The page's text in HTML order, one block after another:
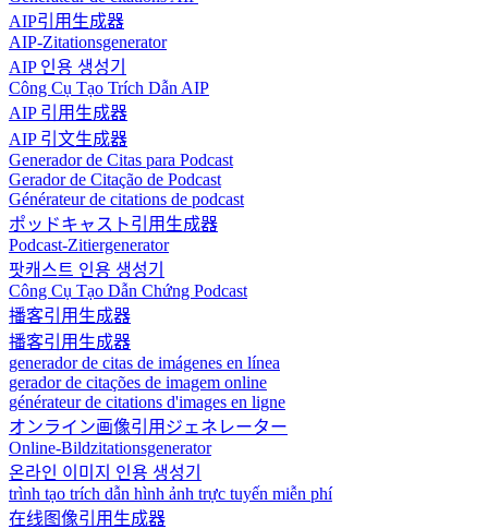
AIP引用生成器
AIP-Zitationsgenerator
AIP 인용 생성기
Công Cụ Tạo Trích Dẫn AIP
AIP 引用生成器
AIP 引文生成器
Generador de Citas para Podcast
Gerador de Citação de Podcast
Générateur de citations de podcast
ポッドキャスト引用生成器
Podcast-Zitiergenerator
팟캐스트 인용 생성기
Công Cụ Tạo Dẫn Chứng Podcast
播客引用生成器
播客引用生成器
generador de citas de imágenes en línea
gerador de citações de imagem online
générateur de citations d'images en ligne
オンライン画像引用ジェネレーター
Online-Bildzitationsgenerator
온라인 이미지 인용 생성기
trình tạo trích dẫn hình ảnh trực tuyến miễn phí
在线图像引用生成器